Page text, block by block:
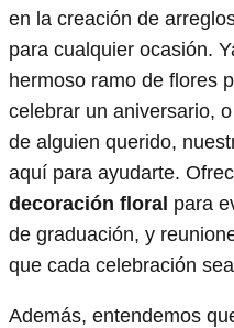
en la creación de
para cualquier ocasión.
hermoso ramo de flores
celebrar un aniversario,
de alguien querido,
aquí para ayudarte.
decoración floral para
de graduación, y
que cada celebración
Además, entendemos